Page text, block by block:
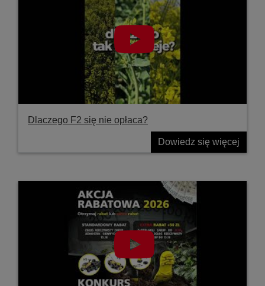
Dlaczego F2 się nie opłaca?
Dowiedz się więcej